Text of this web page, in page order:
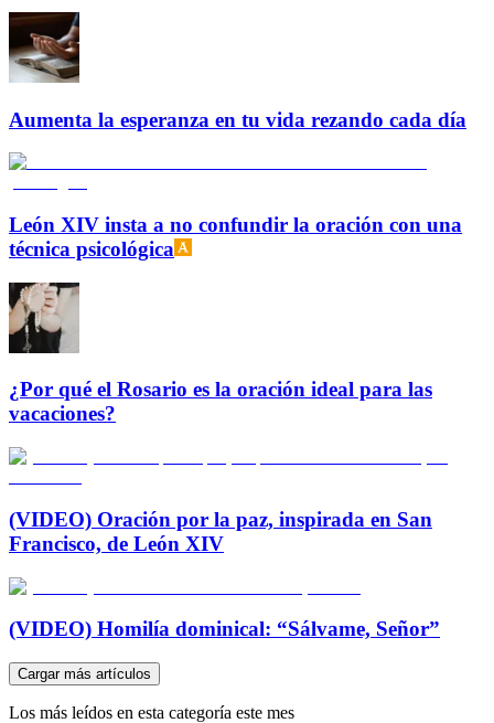
Aumenta la esperanza en tu vida rezando cada día
León XIV insta a no confundir la oración con una
técnica psicológica
¿Por qué el Rosario es la oración ideal para las
vacaciones?
(VIDEO) Oración por la paz, inspirada en San
Francisco, de León XIV
(VIDEO) Homilía dominical: “Sálvame, Señor”
Cargar más artículos
Los más leídos en esta categoría este mes